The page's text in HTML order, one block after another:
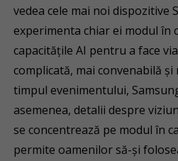
vedea cele mai noi dispozitive
experimenta chiar ei modul în
capacitățile AI pentru a face
complicată, mai convenabilă
timpul evenimentului,
asemenea, detalii despre
se concentrează pe modul în
permite oamenilor să-și